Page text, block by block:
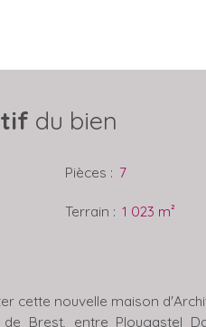
du bien
Pièces : 7
Terrain : 1 023 m²
cette nouvelle maison
Brest, entre Plougastel